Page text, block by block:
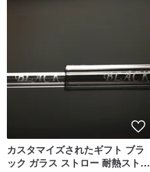
カスタマイズされたギフト ブラ
ック ガラス ストロー 耐熱ストロ